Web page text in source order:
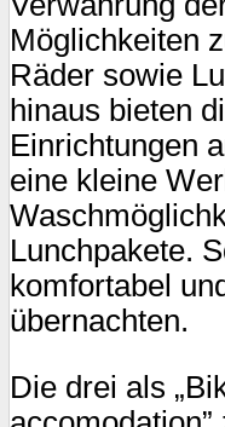
Möglichkeiten
Räder sowie
hinaus bieten
Einrichtungen
eine kleine
Lunchpakete.
komfortabel
übernachten.
Die drei als